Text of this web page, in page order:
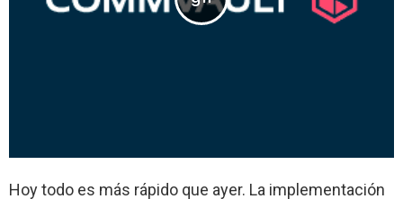
Hoy todo es más rápido que ayer. La implementación